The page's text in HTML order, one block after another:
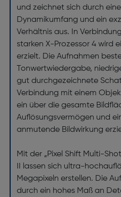
und zeichnet sich durch
Dynamikumfang und ein
Verhältnis aus. In
starken X-Prozessor 4 wird
erzielt. Die Aufnahmen
Tonwertwiedergabe,
gut durch­ge­zeichnete
Verbindung mit einem
ein über die gesamte
Auflösungsvermögen und
anmutende Bildwirkung
Mit der „Pixel Shift Multi-
II lassen sich ultra-
Megapixeln erstellen. Die
durch ein hohes Maß an